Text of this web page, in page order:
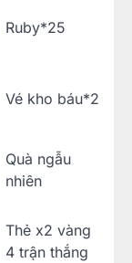
Ruby*25
Vé kho báu*2
Quà ngẫu
nhiên
Thẻ x2 vàng
4 trận thắng